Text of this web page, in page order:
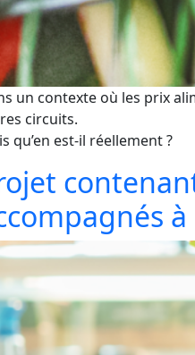
un contexte où les prix
circuits.
qu’en est-il réellement ?